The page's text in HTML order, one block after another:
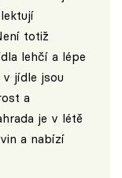
totiž
lehčí a lépe
jídle jsou
a
je v létě
a nabízí